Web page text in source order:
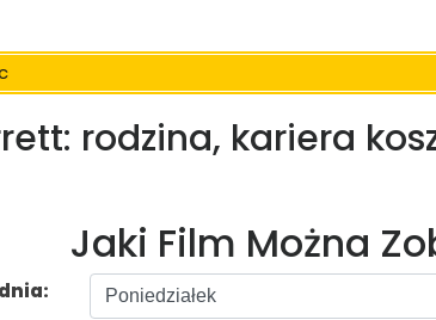
rodzina, kariera
Jaki Film Można